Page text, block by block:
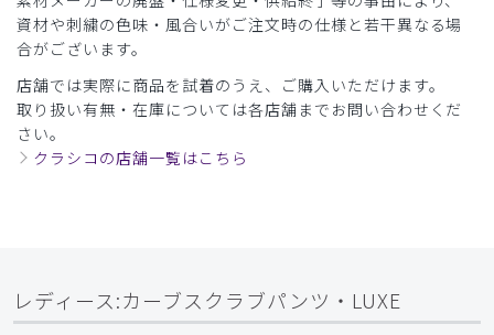
資材や刺繍の色味・風合いがご注文時の仕様と若干異なる場
合がございます。
店舗では実際に商品を試着のうえ、ご購入いただけます。
取り扱い有無・在庫については各店舗までお問い合わせくだ
さい。
クラシコの店舗一覧はこちら
レディース:カーブスクラブパンツ・LUXE